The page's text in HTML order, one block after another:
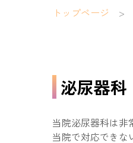
トップページ
泌尿器科
当院泌尿器科は非
当院で対応できな